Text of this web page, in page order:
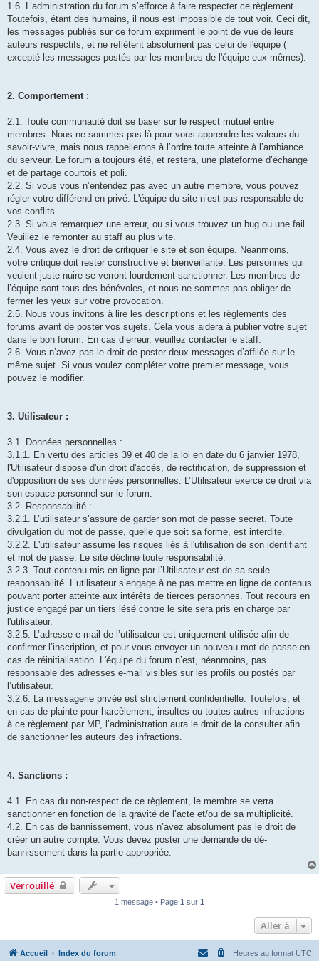
1.6. L’administration du forum s’efforce à faire respecter ce règlement.
Toutefois, étant des humains, il nous est impossible de tout voir. Ceci dit,
les messages publiés sur ce forum expriment le point de vue de leurs
auteurs respectifs, et ne reflètent absolument pas celui de l'équipe (
excepté les messages postés par les membres de l'équipe eux-mêmes).
2. Comportement :
2.1. Toute communauté doit se baser sur le respect mutuel entre
membres. Nous ne sommes pas là pour vous apprendre les valeurs du
savoir-vivre, mais nous rappellerons à l’ordre toute atteinte à l’ambiance
du serveur. Le forum a toujours été, et restera, une plateforme d’échange
et de partage courtois et poli.
2.2. Si vous vous n’entendez pas avec un autre membre, vous pouvez
régler votre différend en privé. L'équipe du site n’est pas responsable de
vos conflits.
2.3. Si vous remarquez une erreur, ou si vous trouvez un bug ou une fail.
Veuillez le remonter au staff au plus vite.
2.4. Vous avez le droit de critiquer le site et son équipe. Néanmoins,
votre critique doit rester constructive et bienveillante. Les personnes qui
veulent juste nuire se verront lourdement sanctionner. Les membres de
l’équipe sont tous des bénévoles, et nous ne sommes pas obliger de
fermer les yeux sur votre provocation.
2.5. Nous vous invitons à lire les descriptions et les règlements des
forums avant de poster vos sujets. Cela vous aidera à publier votre sujet
dans le bon forum. En cas d’erreur, veuillez contacter le staff.
2.6. Vous n’avez pas le droit de poster deux messages d’affilée sur le
même sujet. Si vous voulez compléter votre premier message, vous
pouvez le modifier.
3. Utilisateur :
3.1. Données personnelles :
3.1.1. En vertu des articles 39 et 40 de la loi en date du 6 janvier 1978,
l'Utilisateur dispose d'un droit d'accès, de rectification, de suppression et
d'opposition de ses données personnelles. L’Utilisateur exerce ce droit via
son espace personnel sur le forum.
3.2. Responsabilité :
3.2.1. L’utilisateur s’assure de garder son mot de passe secret. Toute
divulgation du mot de passe, quelle que soit sa forme, est interdite.
3.2.2. L'utilisateur assume les risques liés à l'utilisation de son identifiant
et mot de passe. Le site décline toute responsabilité.
3.2.3. Tout contenu mis en ligne par l’Utilisateur est de sa seule
responsabilité. L’utilisateur s’engage à ne pas mettre en ligne de contenus
pouvant porter atteinte aux intérêts de tierces personnes. Tout recours en
justice engagé par un tiers lésé contre le site sera pris en charge par
l'utilisateur.
3.2.5. L’adresse e-mail de l’utilisateur est uniquement utilisée afin de
confirmer l’inscription, et pour vous envoyer un nouveau mot de passe en
cas de réinitialisation. L'équipe du forum n’est, néanmoins, pas
responsable des adresses e-mail visibles sur les profils ou postés par
l’utilisateur.
3.2.6. La messagerie privée est strictement confidentielle. Toutefois, et
en cas de plainte pour harcèlement, insultes ou toutes autres infractions
à ce règlement par MP, l’administration aura le droit de la consulter afin
de sanctionner les auteurs des infractions.
4. Sanctions :
4.1. En cas du non-respect de ce règlement, le membre se verra
sanctionner en fonction de la gravité de l’acte et/ou de sa multiplicité.
4.2. En cas de bannissement, vous n’avez absolument pas le droit de
créer un autre compte. Vous devez poster une demande de dé-
bannissement dans la partie appropriée.
Verrouillé
1 message • Page 1 sur 1
Aller à
Accueil Index du forum Heures au format UTC